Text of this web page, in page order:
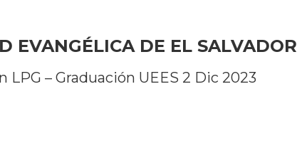
EVANGÉLICA DE EL SALVADOR
LPG – Graduación UEES 2 Dic 2023